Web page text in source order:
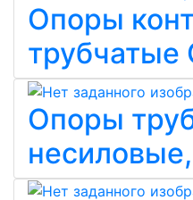
Опоры
Опоры